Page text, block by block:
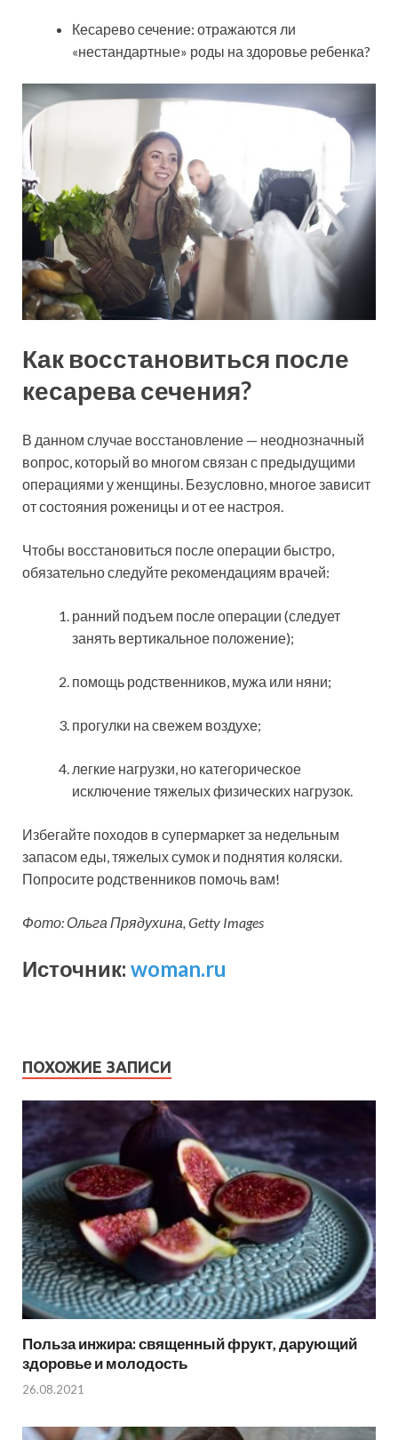
Кесарево сечение: отражаются ли
«нестандартные» роды на здоровье ребенка?
Как восстановиться после
кесарева сечения?
В данном случае восстановление — неоднозначный
вопрос, который во многом связан с предыдущими
операциями у женщины. Безусловно, многое зависит
от состояния роженицы и от ее настроя.
Чтобы восстановиться после операции быстро,
обязательно следуйте рекомендациям врачей:
ранний подъем после операции (следует
занять вертикальное положение);
помощь родственников, мужа или няни;
прогулки на свежем воздухе;
легкие нагрузки, но категорическое
исключение тяжелых физических нагрузок.
Избегайте походов в супермаркет за недельным
запасом еды, тяжелых сумок и поднятия коляски.
Попросите родственников помочь вам!
Фото: Ольга Прядухина, Getty Images
Источник: woman.ru
ПОХОЖИЕ ЗАПИСИ
Польза инжира: священный фрукт, дарующий
здоровье и молодость
26.08.2021